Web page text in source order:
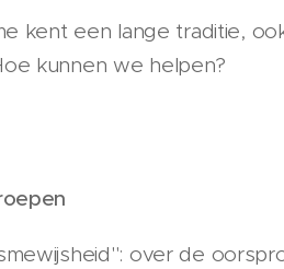
kent een lange traditie,
kunnen we helpen?
over de